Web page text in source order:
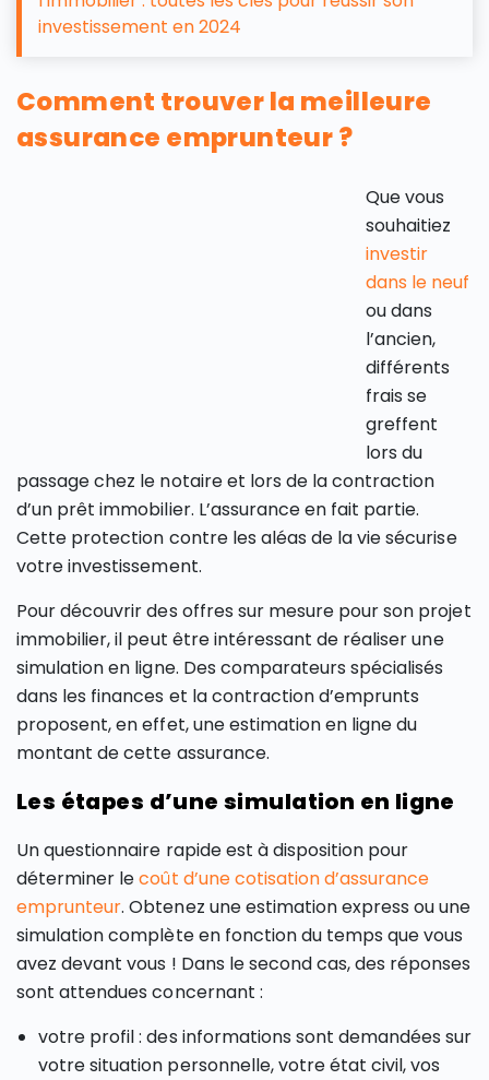
investissement en 2024
Comment trouver la meilleure
assurance emprunteur ?
Que vous
souhaitiez
investir
dans le neuf
ou dans
l’ancien,
différents
frais se
greffent
lors du
passage chez le notaire et lors de la contraction
d’un prêt immobilier. L’assurance en fait partie.
Cette protection contre les aléas de la vie sécurise
votre investissement.
Pour découvrir des offres sur mesure pour son projet
immobilier, il peut être intéressant de réaliser une
simulation en ligne. Des comparateurs spécialisés
dans les finances et la contraction d’emprunts
proposent, en effet, une estimation en ligne du
montant de cette assurance.
Les étapes d’une simulation en ligne
Un questionnaire rapide est à disposition pour
déterminer lecoût d’une cotisation d’assurance
emprunteur. Obtenez une estimation express ou une
simulation complète en fonction du temps que vous
avez devant vous ! Dans le second cas, des réponses
sont attendues concernant :
votre profil : des informations sont demandées sur
votre situation personnelle, votre état civil, vos